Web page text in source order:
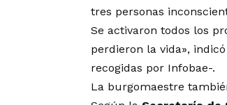
tres personas
Se activaron todos los
perdieron la vida»,
recogidas por Infobae-.
La burgomaestre